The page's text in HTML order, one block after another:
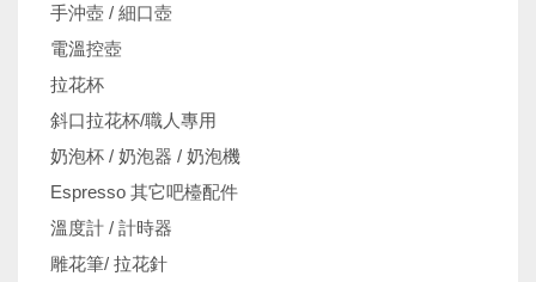
手沖壺 / 細口壺
電溫控壺
拉花杯
斜口拉花杯/職人專用
奶泡杯 / 奶泡器 / 奶泡機
Espresso 其它吧檯配件
溫度計 / 計時器
雕花筆/ 拉花針